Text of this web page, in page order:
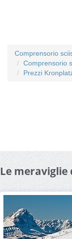
Comprensorio
Comprensorio
Prezzi
Le meraviglie